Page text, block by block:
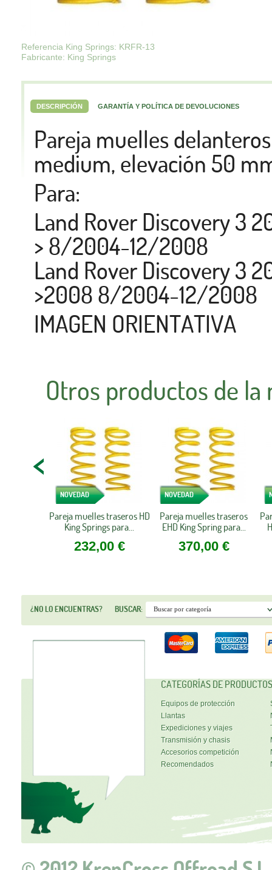
Referencia King Springs: KRFR-13
Fabricante: King Springs
DESCRIPCIÓN GARANTÍA Y POLÍTICA DE DEVOLUCIONES
Pareja muelles
medium, elevación 50
Para:
Land Rover Discovery 3
> 8/2004-12/2008
Land Rover Discovery 3
>2008 8/2004-12/2008
IMAGEN ORIENTATIVA
Otros productos de
NOVEDAD
Pareja muelles traseros HD
King Springs para...
232,00 €
NOVEDAD
Pareja muelles traseros
EHD King Spring para...
370,00 €
¿NO LO ENCUENTRAS? BUSCAR:
CATEGORÍAS DE PRODUCTOS
Equipos de protección
Llantas
Expediciones y viajes
Transmisión y chasis
Accesorios competición
Recomendados